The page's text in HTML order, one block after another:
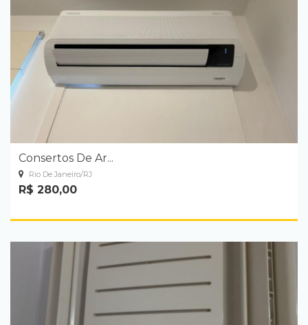
Consertos De Ar...
Rio De Janeiro/RJ
R$ 280,00